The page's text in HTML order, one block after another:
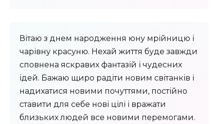
Вітаю з днем ​​народження юну мрійницю і
чарівну красуню. Нехай життя буде завжди
сповнена яскравих фантазій і чудесних
ідей. Бажаю щиро радіти новим світанків і
надихатися новими почуттями, постійно
ставити для себе нові цілі і вражати
близьких людей все новими перемогами.